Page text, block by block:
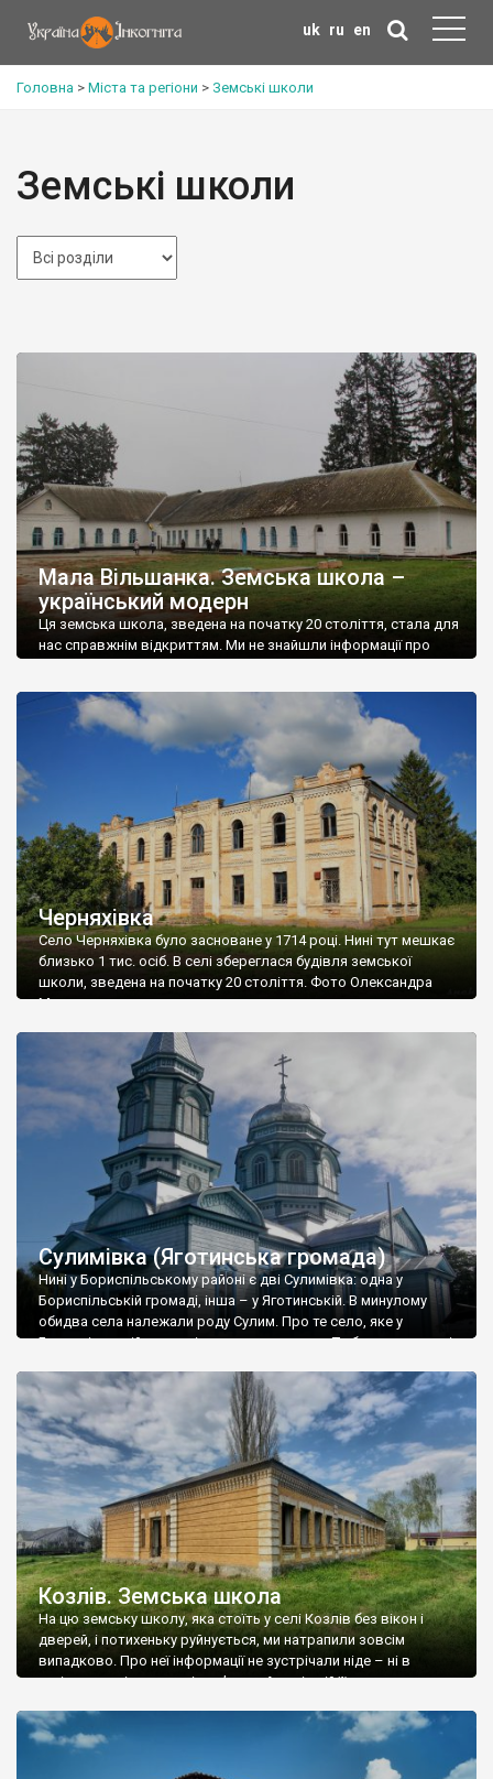
uk ru en
Головна > Міста та регіони > Земські школи
Земські школи
Мала Вільшанка. Земська школа –
український модерн
Ця земська школа, зведена на початку 20 століття, стала для
нас справжнім відкриттям. Ми не знайшли інформації про
рік). Зрозуміло, що школа не облікована державою, хоча це,
безперечно, об’єкт культурної спадщини України. Рідкісний
для Наддніпрянщини зразок українського […]
Черняхівка
Село Черняхівка було засноване у 1714 році. Нині тут мешкає
близько 1 тис. осіб. В селі збереглася будівля земської
школи, зведена на початку 20 століття. Фото Олександра
Мальона.
Сулимівка (Яготинська громада)
Нині у Бориспільському районі є дві Сулимівка: одна у
Бориспільській громаді, інша – у Яготинській. В минулому
обидва села належали роду Сулим. Про те село, яке у
Бориспільській громаді ми вже писали тут. То була резиденція
1714 році козацький полковник Іван Сулима над річкою
Журавкою (Жоравкою) […]
Козлів. Земська школа
На цю земську школу, яка стоїть у селі Козлів без вікон і
дверей, і потихеньку руйнується, ми натрапили зовсім
випадково. Про неї інформації не зустрічали ніде – ні в
путівниках, ні в реєстрі пам’яток. А нинішній її стан – заслуга
вікна, вийняли двері й покинули на повільну […]